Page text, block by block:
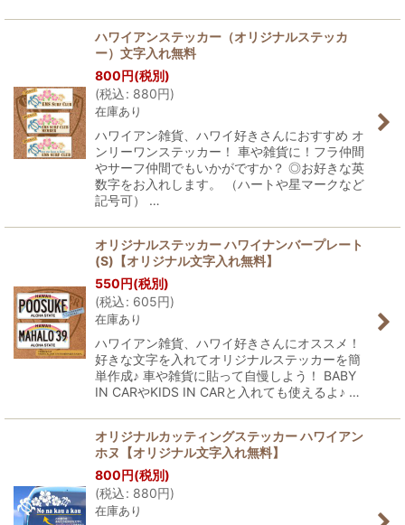
ハワイアンステッカー（オリジナルステッカ
ー）文字入れ無料
800円(税別)
(税込: 880円)
在庫あり
ハワイアン雑貨、ハワイ好きさんにおすすめ オ
ンリーワンステッカー！ 車や雑貨に！フラ仲間
やサーフ仲間でもいかがですか？ ◎お好きな英
数字をお入れします。 （ハートや星マークなど
記号可） …
オリジナルステッカー ハワイナンバープレート
(S)【オリジナル文字入れ無料】
550円(税別)
(税込: 605円)
在庫あり
ハワイアン雑貨、ハワイ好きさんにオススメ！
好きな文字を入れてオリジナルステッカーを簡
単作成♪ 車や雑貨に貼って自慢しよう！ BABY
IN CARやKIDS IN CARと入れても使えるよ♪ …
オリジナルカッティングステッカー ハワイアン
ホヌ【オリジナル文字入れ無料】
800円(税別)
(税込: 880円)
在庫あり